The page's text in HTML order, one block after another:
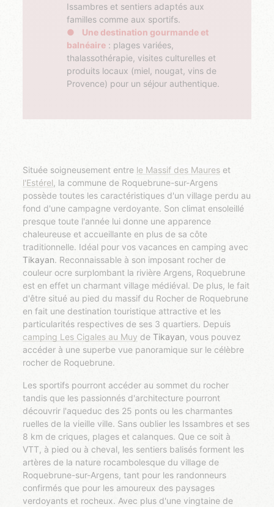
Issambres et sentiers adaptés aux
familles comme aux sportifs.
Une destination gourmande et
balnéaire : plages variées,
thalassothérapie, visites culturelles et
produits locaux (miel, nougat, vins de
Provence) pour un séjour authentique.
Située soigneusement entre le Massif des Maures et
l'Estérel, la commune de Roquebrune-sur-Argens
possède toutes les caractéristiques d'un village perdu au
fond d'une campagne verdoyante. Son climat ensoleillé
presque toute l'année lui donne une apparence
chaleureuse et accueillante en plus de sa côte
traditionnelle. Idéal pour vos vacances en camping avec
Tikayan. Reconnaissable à son imposant rocher de
couleur ocre surplombant la rivière Argens, Roquebrune
est en effet un charmant village médiéval. De plus, le fait
d'être situé au pied du massif du Rocher de Roquebrune
en fait une destination touristique attractive et les
particularités respectives de ses 3 quartiers. Depuis
camping Les Cigales au Muy deTikayan, vous pouvez
accéder à une superbe vue panoramique sur le célèbre
rocher de Roquebrune.
Les sportifs pourront accéder au sommet du rocher
tandis que les passionnés d'architecture pourront
découvrir l'aqueduc des 25 ponts ou les charmantes
ruelles de la vieille ville. Sans oublier les Issambres et ses
8 km de criques, plages et calanques. Que ce soit à
VTT, à pied ou à cheval, les sentiers balisés forment les
artères de la nature rocambolesque du village de
Roquebrune-sur-Argens, tant pour les randonneurs
confirmés que pour les amoureux des paysages
verdoyants et rocheux. Avec plus d'une vingtaine de